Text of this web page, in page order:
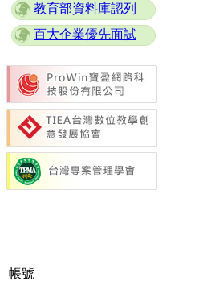
教育部資料庫認列
百大企業優先面試
帳號